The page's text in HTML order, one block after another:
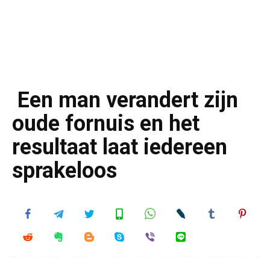
Een man verandert zijn
oude fornuis en het
resultaat laat iedereen
sprakeloos